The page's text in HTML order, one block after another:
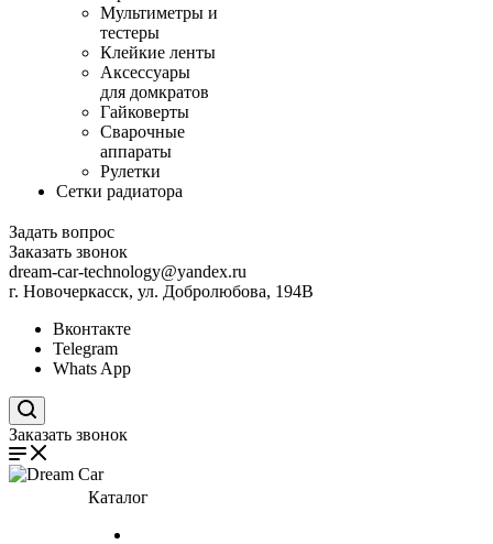
Мультиметры и
тестеры
Клейкие ленты
Аксессуары
для домкратов
Гайковерты
Сварочные
аппараты
Рулетки
Сетки радиатора
Задать вопрос
Заказать звонок
dream-car-technology@yandex.ru
г. Новочеркасск, ул. Добролюбова, 194В
Вконтакте
Telegram
Whats App
Заказать звонок
Каталог